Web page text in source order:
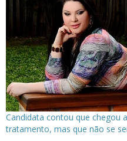
Candidata contou que chegou
tratamento, mas que não se